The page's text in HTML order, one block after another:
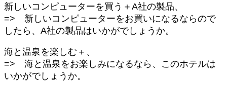
新しいコンピューターを買う＋A社の製品、
=> 新しいコンピューターをお買いになるならので
したら、A社の製品はいかがでしょうか。
海と温泉を楽しむ＋、
=> 海と温泉をお楽しみになるなら、このホテルは
いかがでしょうか。